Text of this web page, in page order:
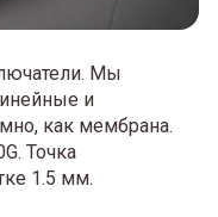
Мы
и
как мембрана.
Точка
1.5 мм.